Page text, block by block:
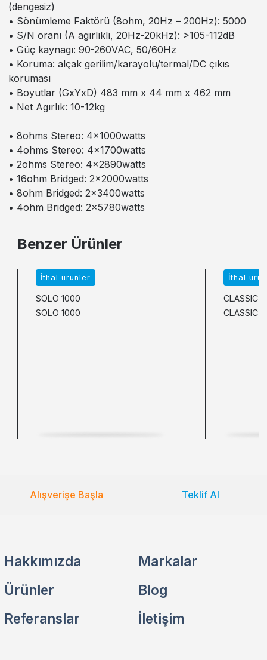
(dengesiz)
• Sönümleme Faktörü (8ohm, 20Hz – 200Hz): 5000
• S/N oranı (A agırlıklı, 20Hz-20kHz): >105-112dB
• Güç kaynagı: 90-260VAC, 50/60Hz
• Koruma: alçak gerilim/karayolu/termal/DC çıkıs
koruması
• Boyutlar (GxYxD) 483 mm x 44 mm x 462 mm
• Net Agırlık: 10-12kg
• 8ohms Stereo: 4x1000watts
• 4ohms Stereo: 4x1700watts
• 2ohms Stereo: 4x2890watts
• 16ohm Bridged: 2x2000watts
• 8ohm Bridged: 2x3400watts
• 4ohm Bridged: 2x5780watts
Benzer Ürünler
İthal ürünler
SOLO 1000
SOLO 1000
İthal
CLASSIC-
CLASSIC-
Alışverişe Başla Teklif Al
Hakkımızda
Ürünler
Referanslar
Markalar
Blog
İletişim